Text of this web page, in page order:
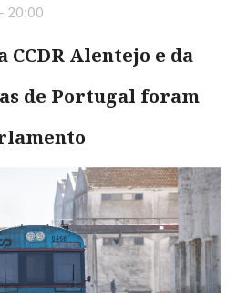
20:00
CCDR Alentejo e da
de Portugal foram